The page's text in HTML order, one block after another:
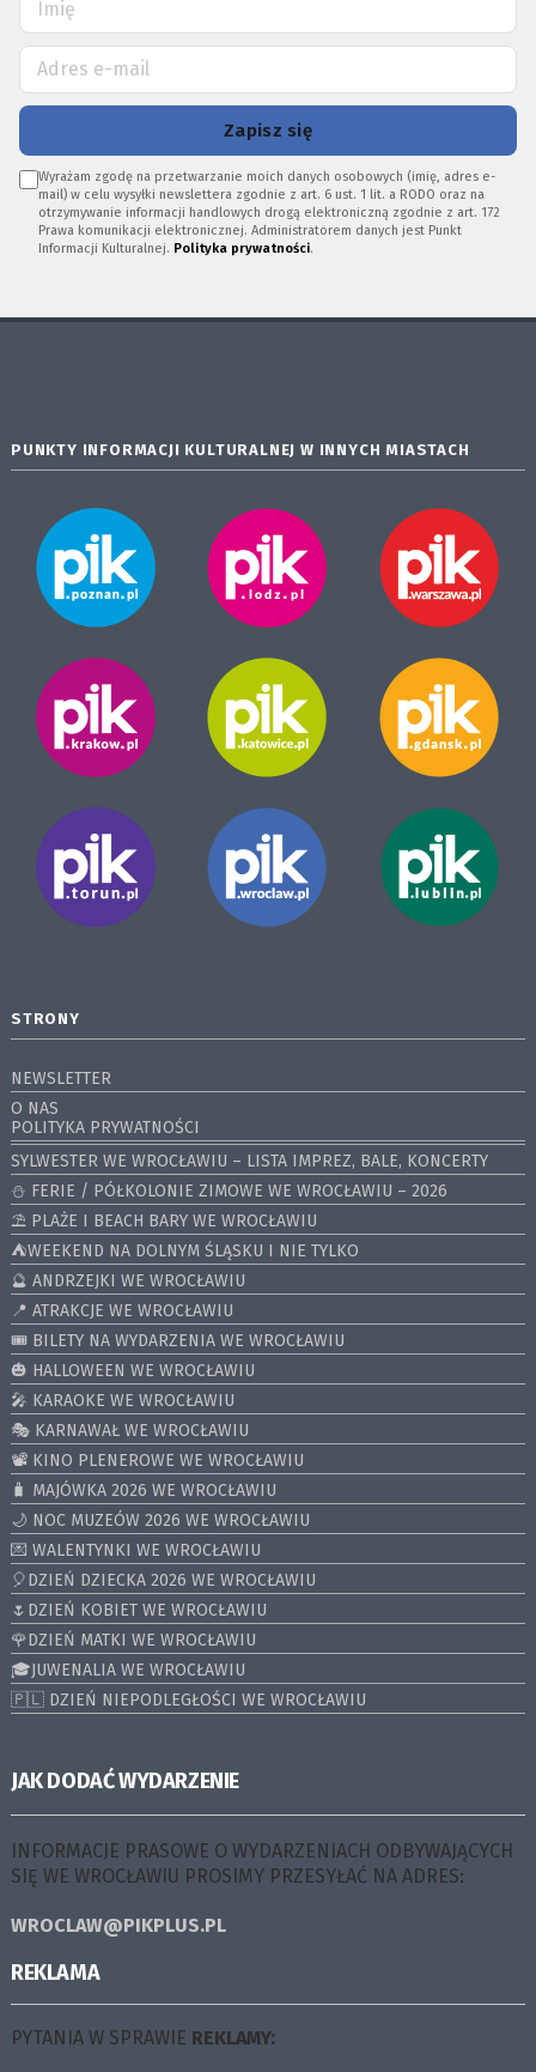
Zapisz się
Wyrażam zgodę na przetwarzanie moich danych osobowych (imię, adres e-
mail) w celu wysyłki newslettera zgodnie z art. 6 ust. 1 lit. a RODO oraz na
otrzymywanie informacji handlowych drogą elektroniczną zgodnie z art. 172
Prawa komunikacji elektronicznej. Administratorem danych jest Punkt
Informacji Kulturalnej. Polityka prywatności.
PUNKTY INFORMACJI KULTURALNEJ W INNYCH MIASTACH
STRONY
NEWSLETTER
O NAS
POLITYKA PRYWATNOŚCI
SYLWESTER WE WROCŁAWIU – LISTA IMPREZ, BALE, KONCERTY
⛄️ FERIE / PÓŁKOLONIE ZIMOWE WE WROCŁAWIU – 2026
⛱️ PLAŻE I BEACH BARY WE WROCŁAWIU
⛺️WEEKEND NA DOLNYM ŚLĄSKU I NIE TYLKO
🔮 ANDRZEJKI WE WROCŁAWIU
📍 ATRAKCJE WE WROCŁAWIU
🎟️ BILETY NA WYDARZENIA WE WROCŁAWIU
🎃 HALLOWEEN WE WROCŁAWIU
🎤 KARAOKE WE WROCŁAWIU
🎭 KARNAWAŁ WE WROCŁAWIU
📽️ KINO PLENEROWE WE WROCŁAWIU
🧳 MAJÓWKA 2026 WE WROCŁAWIU
🌙 NOC MUZEÓW 2026 WE WROCŁAWIU
💌 WALENTYNKI WE WROCŁAWIU
🎈DZIEŃ DZIECKA 2026 WE WROCŁAWIU
🌷DZIEŃ KOBIET WE WROCŁAWIU
🌹DZIEŃ MATKI WE WROCŁAWIU
🎓JUWENALIA WE WROCŁAWIU
🇵🇱 DZIEŃ NIEPODLEGŁOŚCI WE WROCŁAWIU
JAK DODAĆ WYDARZENIE
INFORMACJE PRASOWE O WYDARZENIACH ODBYWAJĄCYCH
SIĘ WE WROCŁAWIU PROSIMY PRZESYŁAĆ NA ADRES:
WROCLAW@PIKPLUS.PL
REKLAMA
PYTANIA W SPRAWIE REKLAMY: